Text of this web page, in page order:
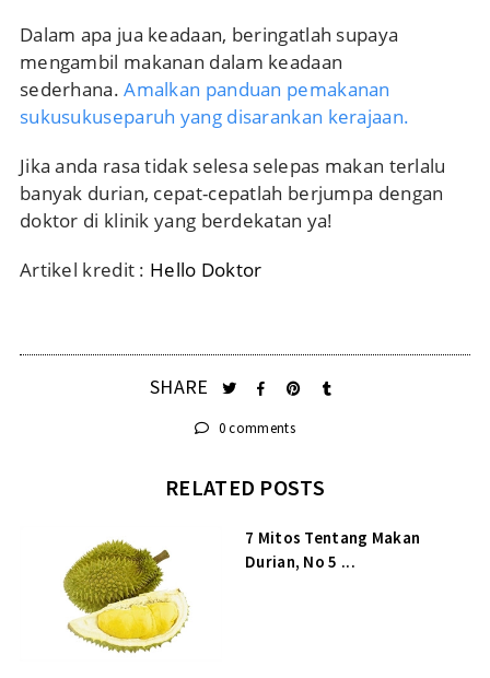
Dalam apa jua keadaan, beringatlah supaya
mengambil makanan dalam keadaan
sederhana.Amalkan panduan pemakanan
sukusukuseparuh yang disarankan kerajaan.
Jika anda rasa tidak selesa selepas makan terlalu
banyak durian, cepat-cepatlah berjumpa dengan
doktor di klinik yang berdekatan ya!
Artikel kredit : Hello Doktor
SHARE
0 comments
RELATED POSTS
7 Mitos Tentang Makan
Durian, No 5 ...